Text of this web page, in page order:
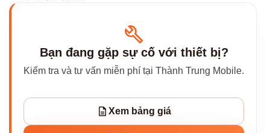
Bạn đang gặp sự cố với thiết bị?
Kiểm tra và tư vấn miễn phí tại Thành Trung Mobile.
Xem bảng giá